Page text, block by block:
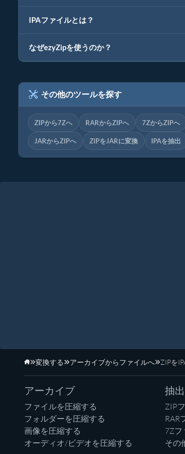
IPAファイルとは？
なぜezyZipを使うのか？
その他のツールを探す
ZIPから7Zへ RARからZIPへ 7ZからZIPへ
JARからZIPへ ZIPをJARに変換 IPAを抽出
ホーム
変換する アーカイブからファイルへ ZIPを
アーカイブ
ファイルを圧縮する
フォルダーを圧縮する
画像を圧縮する
オーディオ/ビデオを圧縮する
抽出
ZIP
RAR
7Zフ
その